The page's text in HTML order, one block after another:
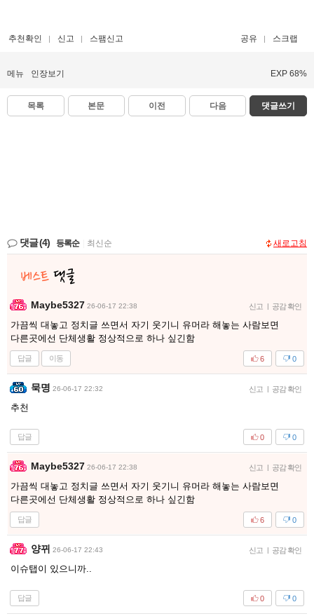
추천확인 신고 스팸신고 공유 스크랩
메뉴 인장보기 EXP 68%
목록 본문 이전 다음 댓글쓰기
댓글(4) 등록순 최신순 새로고침
Maybe5327 26-06-17 22:38 신고 | 공감 확인
가끔씩 대놓고 정치글 쓰면서 자기 웃기니 유머라 해놓는 사람보면
다른곳에선 단체생활 정상적으로 하나 싶긴함
답글 이동 0
6
묵명 26-06-17 22:32 신고 | 공감 확인
추천
답글 0
0
Maybe5327 26-06-17 22:38 신고 | 공감 확인
가끔씩 대놓고 정치글 쓰면서 자기 웃기니 유머라 해놓는 사람보면
다른곳에선 단체생활 정상적으로 하나 싶긴함
답글 0
6
양뀌 26-06-17 22:43 신고 | 공감 확인
이슈탭이 있으니까..
답글 0
0